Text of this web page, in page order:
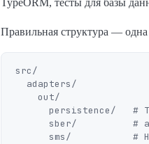
TypeORM, тесты для базы
Правильная структура —
src/